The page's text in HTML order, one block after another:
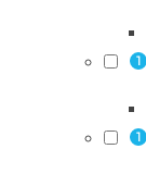
1
1